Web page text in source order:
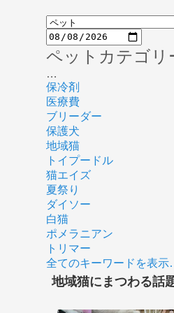
ペットカテゴリ
…
保冷剤
医療費
ブリーダー
保護犬
地域猫
トイプードル
猫エイズ
夏祭り
ダイソー
白猫
ポメラニアン
トリマー
全てのキーワードを表
地域猫にまつわる話